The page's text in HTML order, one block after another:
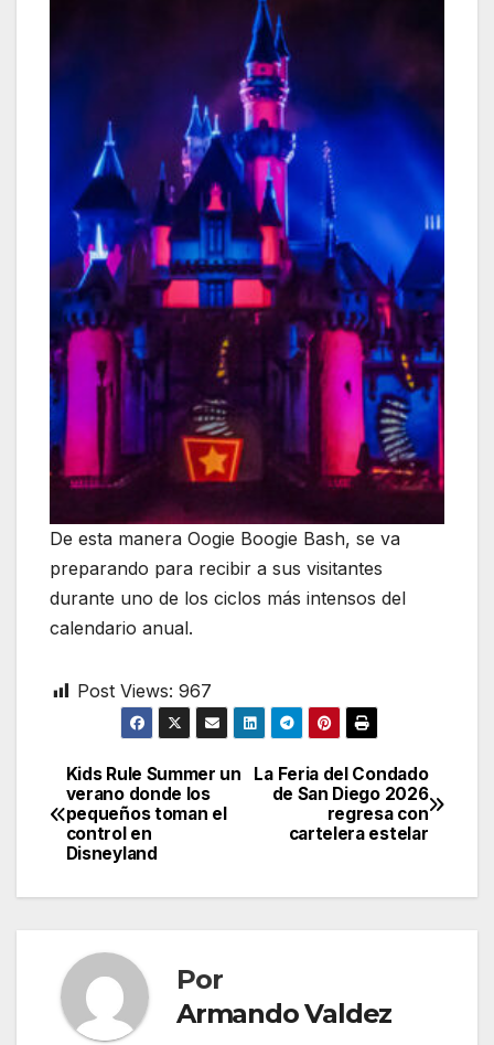
De esta manera Oogie Boogie Bash, se va
preparando para recibir a sus visitantes
durante uno de los ciclos más intensos del
calendario anual.
Post Views: 967
Navegación
de
entradas
La Feria del Condado
de San Diego 2026
regresa con
cartelera estelar
Kids Rule Summer un
verano donde los
pequeños toman el
control en
Disneyland
Por
Armando Valdez